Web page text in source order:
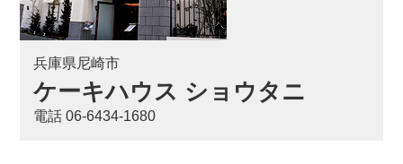
兵庫県尼崎市
ケーキハウス ショウタニ
電話 06-6434-1680